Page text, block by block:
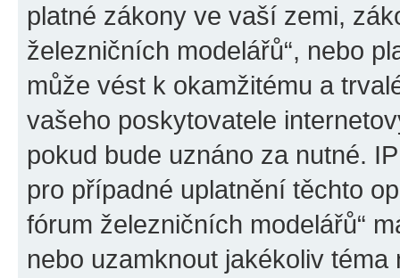
platné zákony ve vaší zemi,
železničních modelářů“, nebo
může vést k okamžitému a
vašeho poskytovatele
pokud bude uznáno za nutné.
pro případné uplatnění těchto
fórum železničních modelářů“
nebo uzamknout jakékoliv